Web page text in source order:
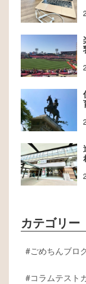
カテゴリー
ごめちんブロ
コラムテスト